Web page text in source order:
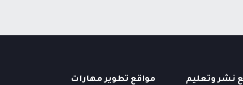
نشر وتعليم
مواقع تطوير مهارات